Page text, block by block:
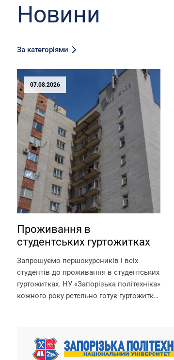
Новини
За категоріями
07.08.2026
Проживання в
студентських гуртожитках
Запрошуємо першокурсників і всіх
студентів до проживання в студентських
гуртожитках. НУ «Запорізька політехніка»
кожного року ретельно готує гуртожитки
гуртожитках студентів, а також їх...